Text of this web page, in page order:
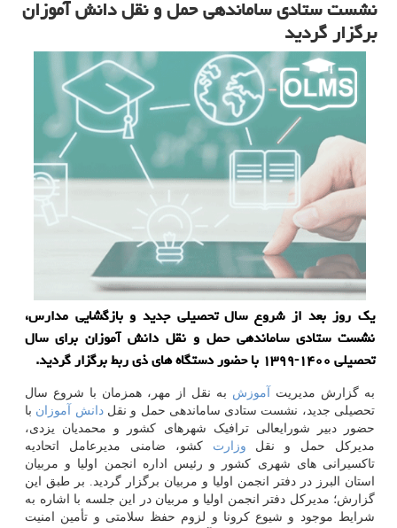
نشست ستادی ساماندهی حمل و نقل دانش آموزان
برگزار گردید
یك روز بعد از شروع سال تحصیلی جدید و بازگشایی مدارس،
نشست ستادی ساماندهی حمل و نقل دانش آموزان برای سال
تحصیلی ۱۴۰۰-۱۳۹۹ با حضور دستگاه های ذی ربط برگزار گردید.
به گزارش مدیریت آموزش به نقل از مهر، همزمان با شروع سال
تحصیلی جدید، نشست ستادی ساماندهی حمل و نقلدانش آموزان با
حضور دبیر شورایعالی ترافیک شهرهای کشور و محمدیان یزدی،
مدیرکل حمل و نقل وزارت کشو، ضامنی مدیرعامل اتحادیه
تاکسیرانی های شهری کشور و رئیس اداره انجمن اولیا و مربیان
استان البرز در دفتر انجمن اولیا و مربیان برگزار گردید. بر طبق این
گزارش؛ مدیرکل دفتر انجمن اولیا و مربیان در این جلسه با اشاره به
شرایط موجود و شیوع کرونا و لزوم حفظ سلامتی و تأمین امنیت